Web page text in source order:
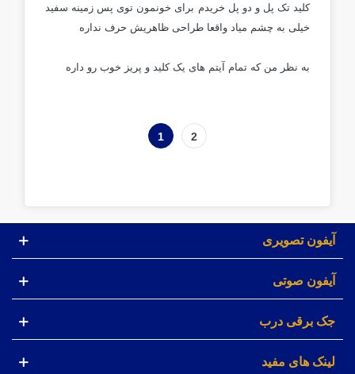
کلید تک پل و دو پل خریدم برای خونمون توی پس زمینه سفید
خیلی به چشم میاد واقعا طراحی ظاهریش حرف نداره
به نظر من که تمام آیتم های یک کلید و پریز خوب رو داره
1 2
آیفون تصویری
آیفون صوتی
جک برقی درب
لینک های مفید